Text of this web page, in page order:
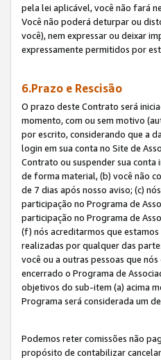
pela lei aplicável, você não fará
Você não poderá deturpar ou
você), nem expressar ou deixar
expressamente permitidos por
6.Prazo e Rescisão
O prazo deste Contrato será
momento, com ou sem motivo
por escrito, considerando que a
login em sua conta no Site de
Contrato ou suspender sua
de forma material, (b) você não
de 7 dias após nosso aviso; (c)
participação no Programa de
participação no Programa de
(f) nós acreditarmos que
realizadas por qualquer das
você ou a outras pessoas que
encerrado o Programa de
objetivos do sub-item (a) acima
Programa será considerada um
Podemos reter comissões não
propósito de contabilizar